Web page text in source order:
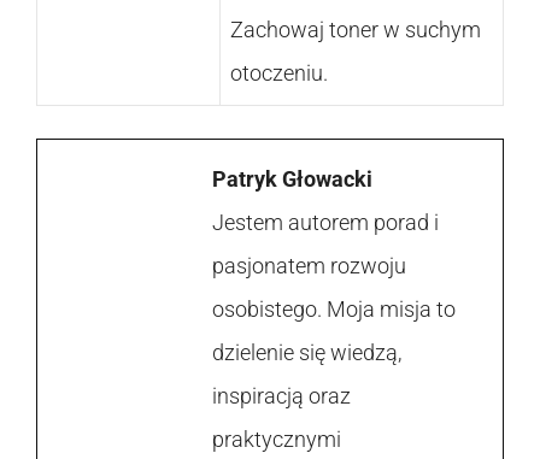
Zachowaj toner w suchym
otoczeniu.
Patryk Głowacki
Jestem autorem porad i
pasjonatem rozwoju
osobistego. Moja misja to
dzielenie się wiedzą,
inspiracją oraz
praktycznymi